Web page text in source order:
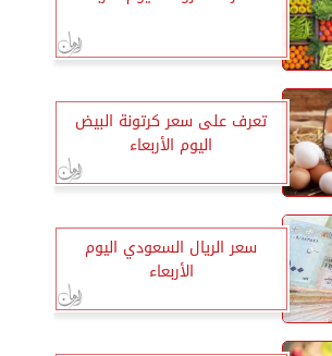
تعرف على سعر كرتونة البيض
اليوم الأربعاء
سعر الريال السعودي اليوم
الأربعاء